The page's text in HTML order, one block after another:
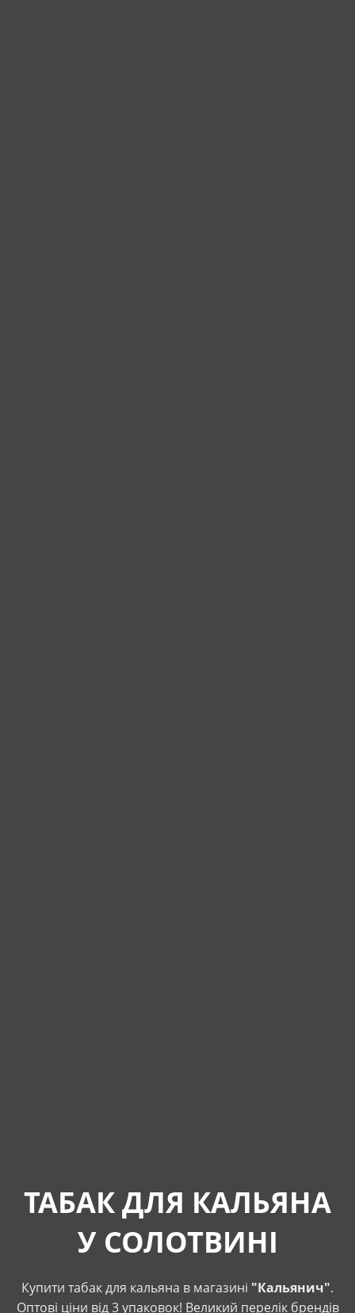
ТАБАК ДЛЯ КАЛЬЯНА
У СОЛОТВИНІ
Купити табак для кальяна в магазині "Кальянич".
Оптові ціни від 3 упаковок! Великий перелік брендів